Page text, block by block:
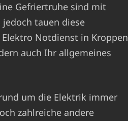
Gefriertruhe sind mit
tauen diese
Notdienst in Kroppen
auch Ihr allgemeines
um die Elektrik immer
zahlreiche andere